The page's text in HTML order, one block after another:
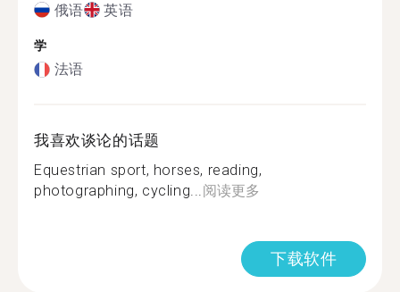
俄语 英语
学
法语
我喜欢谈论的话题
Equestrian sport, horses, reading,
photographing, cycling...阅读更多
下载软件